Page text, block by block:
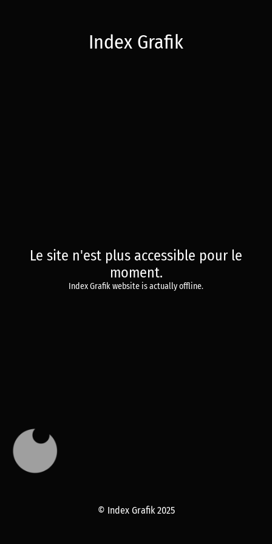
Index Grafik
Le site n'est plus accessible pour le
moment.
Index Grafik website is actually offline.
© Index Grafik 2025